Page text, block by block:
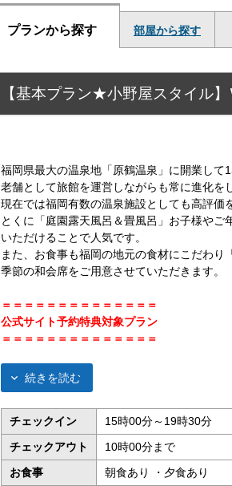
プランから探す 部屋から探す
【基本プラン★小野屋スタイル
福岡県最大の温泉地「原鶴温泉」に開業して
老舗として旅館を運営しながらも常に進化を
現在では福岡有数の温泉施設としても高評価
とくに「庭園露天風呂＆畳風呂」お子様やご
いただけることで人気です。
また、お食事も福岡の地元の食材にこだわり
季節の和会席をご用意させていただきます。
＝＝＝＝＝＝＝＝＝＝＝＝＝＝
公式サイト予約特典対象プラン
＝＝＝＝＝＝＝＝＝＝＝＝＝＝
続きを読む
チェックイン
15時00分～19時30分
チェックアウト
10時00分まで
お食事
朝食あり ・夕食あり